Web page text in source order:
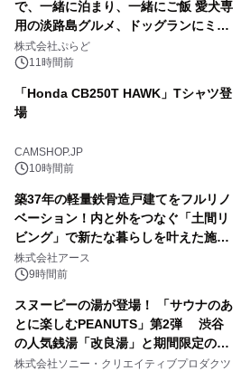
で、一緒に泊まり、一緒にご飯 愛犬専
用の淡路島グルメ、ドッグランにミニ
プール グランピングとトレーラーハウ
スの2施設で
株式会社ぷらど
11時間前
「Honda CB250T HAWK」Tシャツ登
場
CAMSHOP.JP
10時間前
築37年の軽量鉄骨造戸建てをフルリノ
ベーション！内と外をつなぐ「土間リ
ビング」で新たな暮らしを叶えた施工
事例を株式会社アースが公開
株式会社アース
9時間前
スヌーピーの湯が登場！ 「サウナのあ
とに楽しむPEANUTS」第2弾 渋谷
の人気銭湯「改良湯」と期間限定のコ
ラボレーション サウナイキタイコラ
株式会社ソニー・クリエイティブプロダクツ